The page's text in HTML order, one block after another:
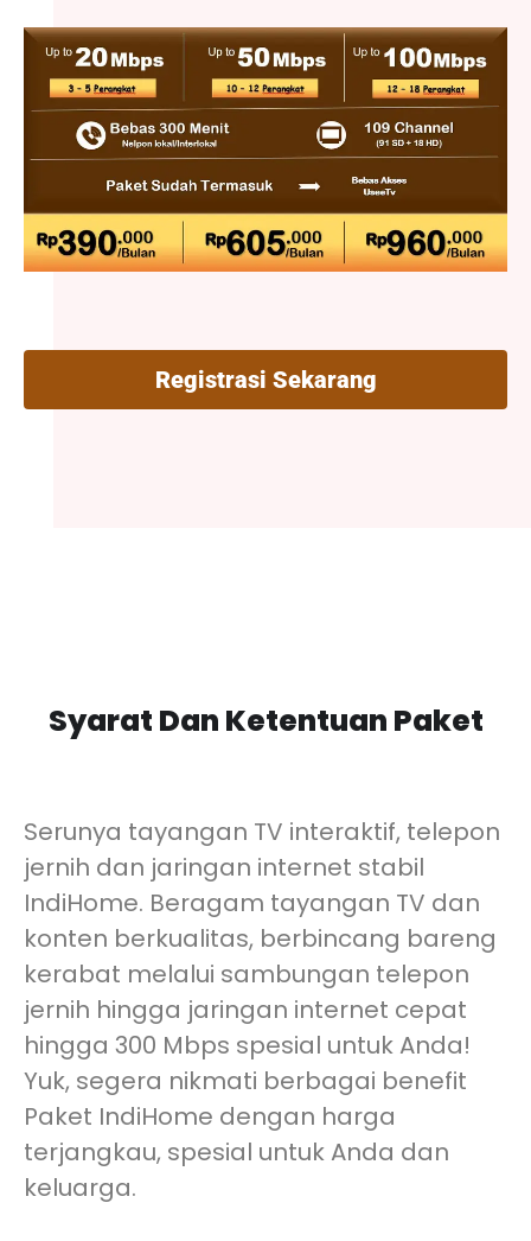
Registrasi Sekarang
Syarat Dan Ketentuan Paket
Serunya tayangan TV interaktif, telepon
jernih dan jaringan internet stabil
IndiHome. Beragam tayangan TV dan
konten berkualitas, berbincang bareng
kerabat melalui sambungan telepon
jernih hingga jaringan internet cepat
hingga 300 Mbps spesial untuk Anda!
Yuk, segera nikmati berbagai benefit
Paket IndiHome dengan harga
terjangkau, spesial untuk Anda dan
keluarga.